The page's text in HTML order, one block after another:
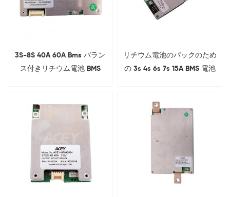
3S-8S 40A 60A Bms バラン
ス付きリチウム電池 BMS
リチウム電池のパックのため
の 3s 4s 6s 7s 15A BMS 電池